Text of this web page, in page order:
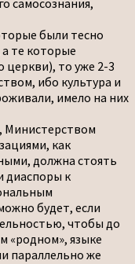
самосознания,
были тесно
те которые
церкви), то уже 2-3
ибо культура и
имело на них
Министерством
как
должна стоять
диаспоры к
будет, если
чтобы до
«родном», языке
параллельно же